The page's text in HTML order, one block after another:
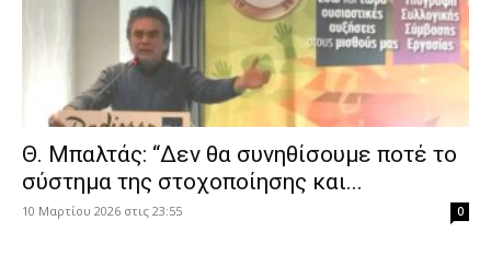
Θ. Μπαλτάς: “Δεν θα συνηθίσουμε ποτέ το
σύστημα της στοχοποίησης και...
10 Μαρτίου 2026 στις 23:55 0